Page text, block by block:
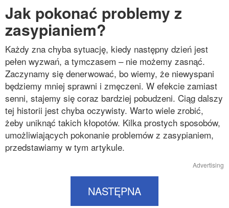
Jak pokonać problemy z
zasypianiem?
Każdy zna chyba sytuację, kiedy następny dzień jest
pełen wyzwań, a tymczasem – nie możemy zasnąć.
Zaczynamy się denerwować, bo wiemy, że niewyspani
będziemy mniej sprawni i zmęczeni. W efekcie zamiast
senni, stajemy się coraz bardziej pobudzeni. Ciąg dalszy
tej historii jest chyba oczywisty. Warto wiele zrobić,
żeby uniknąć takich kłopotów. Kilka prostych sposobów,
umożliwiających pokonanie problemów z zasypianiem,
przedstawiamy w tym artykule.
Advertising
NASTĘPNA